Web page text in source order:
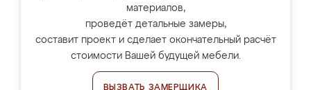
материалов,
проведёт детальные замеры,
составит проект и сделает окончательный расчёт
стоимости Вашей будущей мебели.
ВЫЗВАТЬ ЗАМЕРЩИКА